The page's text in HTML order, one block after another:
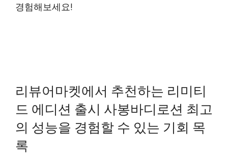
경험해보세요!
리뷰어마켓에서 추천하는 리미티
드 에디션 출시 사봉바디로션 최고
의 성능을 경험할 수 있는 기회 목
록